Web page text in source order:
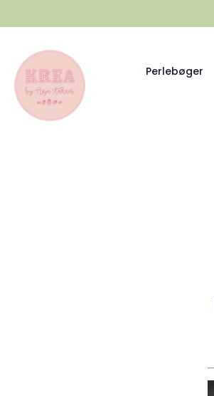
Perlebøger